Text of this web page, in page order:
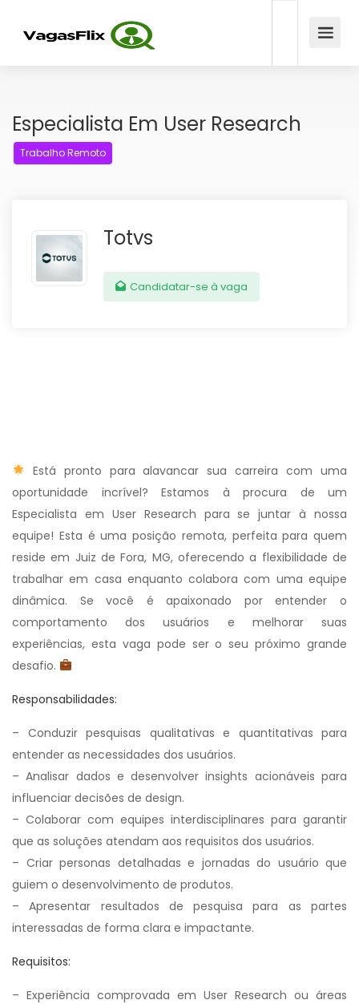
Especialista Em User Research
Trabalho Remoto
Totvs
Candidatar-se à vaga
Está pronto para alavancar sua carreira com uma
oportunidade incrível? Estamos à procura de um
Especialista em User Research para se juntar à nossa
equipe! Esta é uma posição remota, perfeita para quem
reside em Juiz de Fora, MG, oferecendo a flexibilidade de
trabalhar em casa enquanto colabora com uma equipe
dinâmica. Se você é apaixonado por entender o
comportamento dos usuários e melhorar suas
experiências, esta vaga pode ser o seu próximo grande
desafio.
Responsabilidades:
– Conduzir pesquisas qualitativas e quantitativas para
entender as necessidades dos usuários.
– Analisar dados e desenvolver insights acionáveis para
influenciar decisões de design.
– Colaborar com equipes interdisciplinares para garantir
que as soluções atendam aos requisitos dos usuários.
– Criar personas detalhadas e jornadas do usuário que
guiem o desenvolvimento de produtos.
– Apresentar resultados de pesquisa para as partes
interessadas de forma clara e impactante.
Requisitos:
– Experiência comprovada em User Research ou áreas